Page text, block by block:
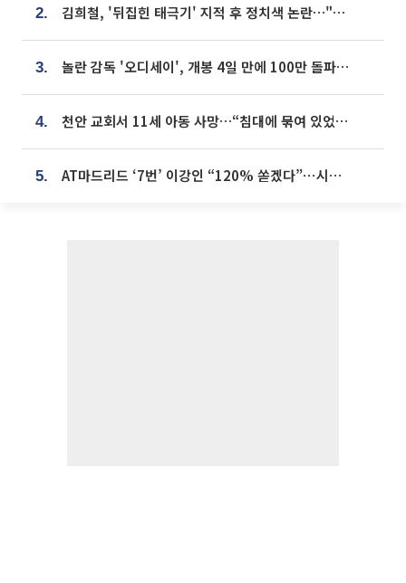
2. 김희철, '뒤집힌 태극기' 지적 후 정치색 논란…"좌우 떠나 우리나라 국기"
3. 놀란 감독 '오디세이', 개봉 4일 만에 100만 돌파⋯'왕사남' 보다 빠르다
4. 천안 교회서 11세 아동 사망…“침대에 묶여 있었다” 진술 확보
5. AT마드리드 ‘7번’ 이강인 “120% 쏟겠다”⋯시메오네 감독 “필요한 선수”